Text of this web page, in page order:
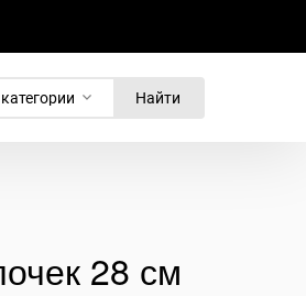
Найти
28 см